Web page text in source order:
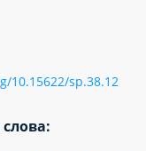
10.15622/sp.38.12